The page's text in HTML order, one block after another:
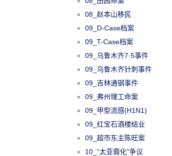
08_赵本山移民
09_D-Case档案
09_T-Case档案
09_乌鲁木齐7·5事件
09_乌鲁木齐针刺事件
09_吉林通钢事件
09_弗州理工命案
09_甲型流感(H1N1)
09_红宝石酒楼结业
09_超市东主陈旺案
10_“太亚裔化”争议